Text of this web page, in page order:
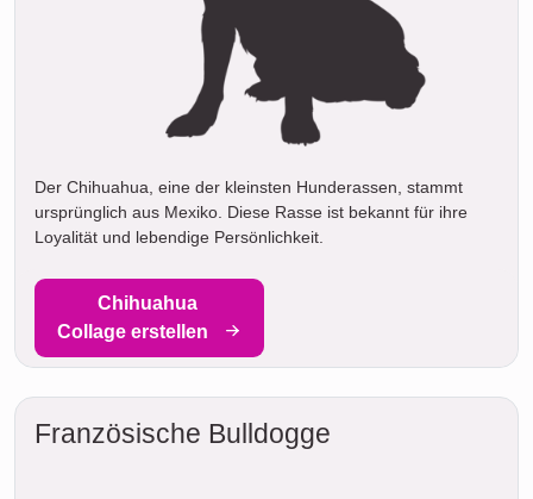
Der Chihuahua, eine der kleinsten Hunderassen, stammt
ursprünglich aus Mexiko. Diese Rasse ist bekannt für ihre
Loyalität und lebendige Persönlichkeit.
Chihuahua
Collage erstellen
Französische Bulldogge